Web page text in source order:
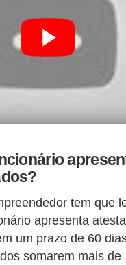
tem que
apresenta
um prazo de 60
somarem mais de